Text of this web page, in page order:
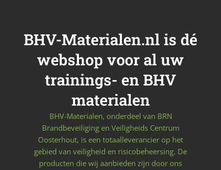
BHV-Materialen.nl is dé
webshop voor al uw
trainings- en BHV
materialen
BHV-Materialen, onderdeel van BRN
Brandbeveiliging en Veiligheids Centrum
Oosterhout, is een totaalleverancier op het
gebied van veiligheid en risicobeheersing. De
producten die wij aanbieden zijn door ons